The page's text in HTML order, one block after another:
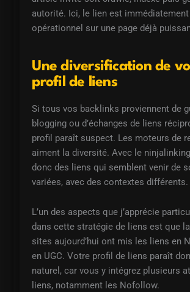
autorité. Ici, le lien est immédiatement
opérationnel sur une page déjà
Une diversification de
profil de liens
Si tous vos backlinks proviennent de
blogging ou d’échanges de liens
profil paraît suspect. Les moteurs de
aiment la diversité. Avec le
donc des liens qui semblent venir de
variées, avec des contextes différents.
L’un des aspects que j’apprécie
dans cette stratégie de liens est que
sites aujourd’hui ont mis les liens en
en UGC. Votre profil de liens paraît
naturel, car vous y intégrez plusieurs
liens, notamment les Nofollow.